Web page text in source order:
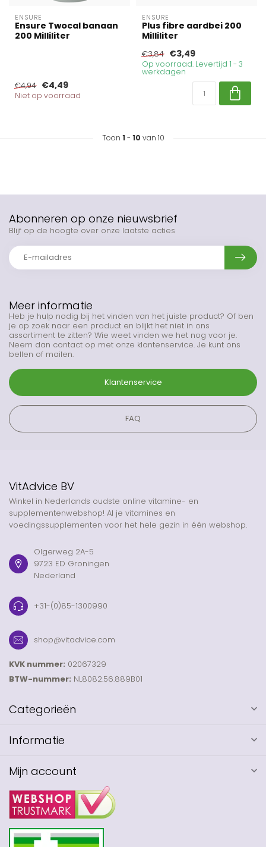
ENSURE
Ensure Twocal banaan
200 Milliliter
€4,94 €4,49
Niet op voorraad
ENSURE
Plus fibre aardbei 200
Milliliter
€3,84 €3,49
Op voorraad. Levertijd 1 - 3
werkdagen
Toon 1 - 10 van 10
Meer informatie
Heb je hulp nodig bij het vinden van het juiste product? Of ben
je op zoek naar een product en blijkt het niet in ons
assortiment te zitten? Wie weet vinden we het nog voor je.
Neem dan contact op met onze klantenservice. Je kunt ons
bellen of mailen.
Klantenservice
FAQ
Abonneren op onze nieuwsbrief
Blijf op de hoogte over onze laatste acties
VitAdvice BV
Winkel in Nederlands oudste online vitamine- en
supplementenwebshop! Al je vitamines en
voedingssupplementen voor het hele gezin in één webshop.
Olgerweg 2A-5
9723 ED Groningen
Nederland
+31-(0)85-1300990
shop@vitadvice.com
KVK nummer: 02067329
BTW-nummer: NL8082.56.889B01
Categorieën
Informatie
Mijn account